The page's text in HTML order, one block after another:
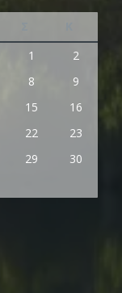
1
2
8
9
15
16
22
23
29
30